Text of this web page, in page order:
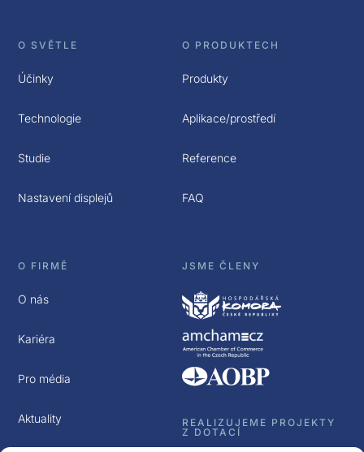
O SVĚTLE
Účinky
Technologie
Studie
Nastavení displejů
O PRODUKTECH
Produkty
Aplikace/prostředí
Reference
FAQ
O FIRMĚ
O nás
Kariéra
Pro média
Aktuality
JSME ČLENY
REALIZUJEME PROJEKTY
Z DOTACÍ